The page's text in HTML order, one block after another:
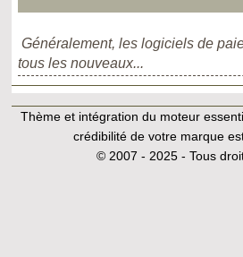
Généralement, les logiciels de
tous les nouveaux...
Thème et intégration du moteur
crédibilité de votre marque
© 2007 - 2025 - Tous